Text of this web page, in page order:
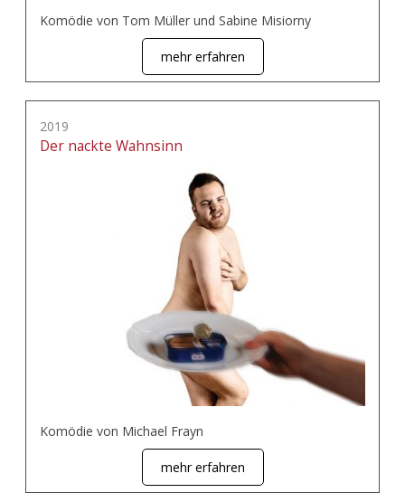
Komödie von Tom Müller und Sabine Misiorny
mehr erfahren
2019
Der nackte Wahnsinn
Komödie von Michael Frayn
mehr erfahren